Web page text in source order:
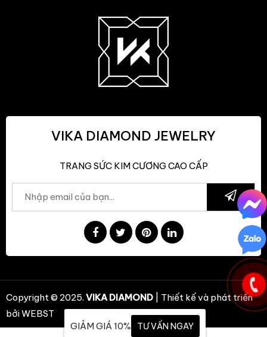
VIKA DIAMOND JEWELRY
TRANG SỨC KIM CƯƠNG CAO CẤP
Copyright © 2025. VIKA DIAMOND | Thiết kế và phát triển
bởiWEBST
GIẢM GIÁ 10%
TƯ VẤN NGAY